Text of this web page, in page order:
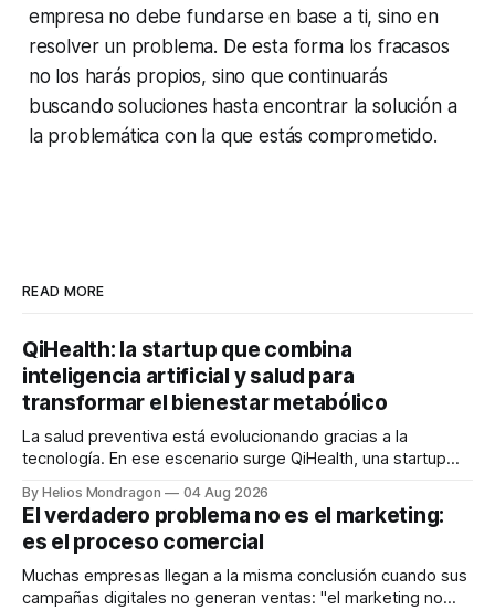
empresa no debe fundarse en base a ti, sino en
resolver un problema. De esta forma los fracasos
no los harás propios, sino que continuarás
buscando soluciones hasta encontrar la solución a
la problemática con la que estás comprometido.
READ MORE
QiHealth: la startup que combina
inteligencia artificial y salud para
transformar el bienestar metabólico
La salud preventiva está evolucionando gracias a la
tecnología. En ese escenario surge QiHealth, una startup
dispositivos inteligentes, inteligencia artificial y monitoreo
en tiempo real para ayudar a las personas a tomar mejores
decisiones sobre su salud metabólica. Su propuesta busca
responder
By Helios Mondragon 04 Aug 2026
El verdadero problema no es el marketing:
es el proceso comercial
Muchas empresas llegan a la misma conclusión cuando sus
campañas digitales no generan ventas: "el marketing no